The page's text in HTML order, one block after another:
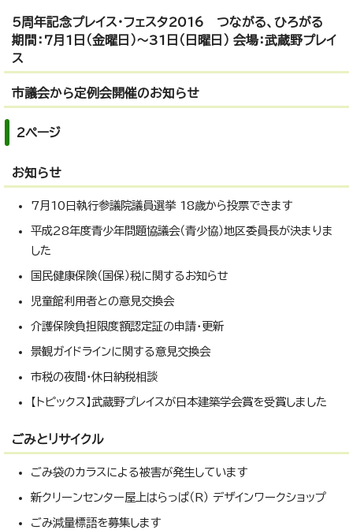
5周年記念プレイス・フェスタ2016 つながる、ひろがる
期間：7月1日（金曜日）～31日（日曜日） 会場：武蔵野プレイ
ス
市議会から定例会開催のお知らせ
2ページ
お知らせ
7月10日執行参議院議員選挙 18歳から投票できます
平成28年度青少年問題協議会（青少協）地区委員長が決まりま
した
国民健康保険（国保）税に関するお知らせ
児童館利用者との意見交換会
介護保険負担限度額認定証の申請・更新
景観ガイドラインに関する意見交換会
市税の夜間・休日納税相談
【トピックス】武蔵野プレイスが日本建築学会賞を受賞しました
ごみとリサイクル
ごみ袋のカラスによる被害が発生しています
新クリーンセンター屋上はらっぱ（R） デザインワークショップ
ごみ減量標語を募集します